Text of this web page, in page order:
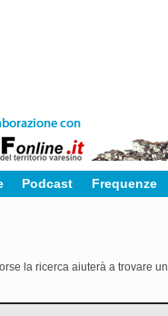
Podcast Frequenze
la ricerca aiuterà a trovare un